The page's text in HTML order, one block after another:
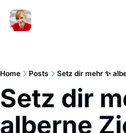
Home Posts Setz dir mehr ✨
Setz dir
alberne